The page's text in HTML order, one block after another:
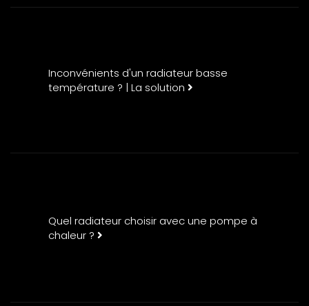
Inconvénients d'un radiateur basse
température ? | La solution
Quel radiateur choisir avec une pompe à
chaleur ?